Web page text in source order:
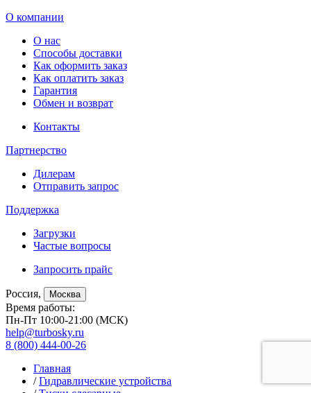
О компании
О нас
Способы доставки
Как оформить заказ
Как оплатить заказ
Гарантия
Обмен и возврат
Контакты
Партнерство
Дилерам
Отправить запрос
Поддержка
Загрузки
Частые вопросы
Запросить прайс
Россия, Москва
Время работы:
Пн-Пт 10:00-21:00 (МСК)
help@turbosky.ru
8 (800) 444-00-26
Главная
/Гидравлические устройства